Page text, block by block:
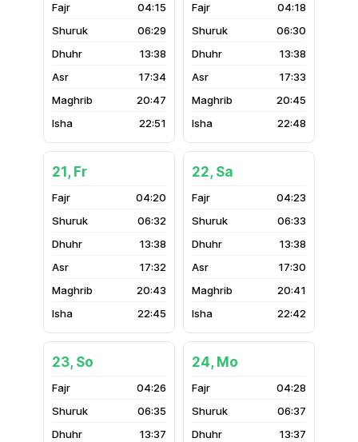
04:15
06:29
13:38
17:34
20:47
22:51
04:18
06:30
13:38
17:33
20:45
22:48
21, Fr
04:20
06:32
13:38
17:32
20:43
22:45
22, Sa
04:23
06:33
13:38
17:30
20:41
22:42
23, So
04:26
06:35
13:37
24, Mo
04:28
06:37
13:37